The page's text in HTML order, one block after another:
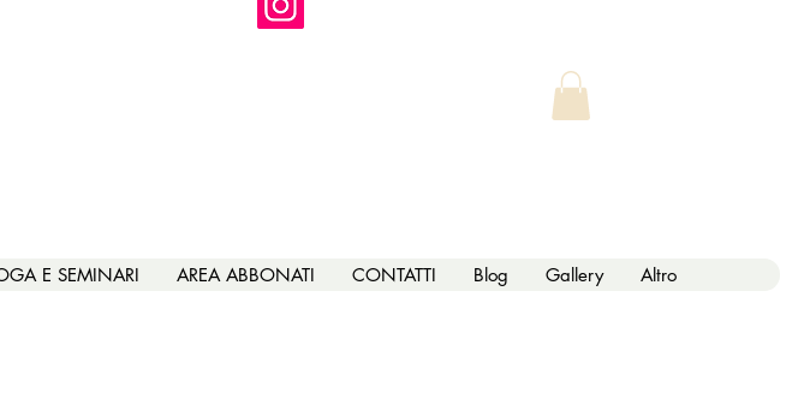
E SEMINARI AREA ABBONATI CONTATTI Blog Gallery Altro